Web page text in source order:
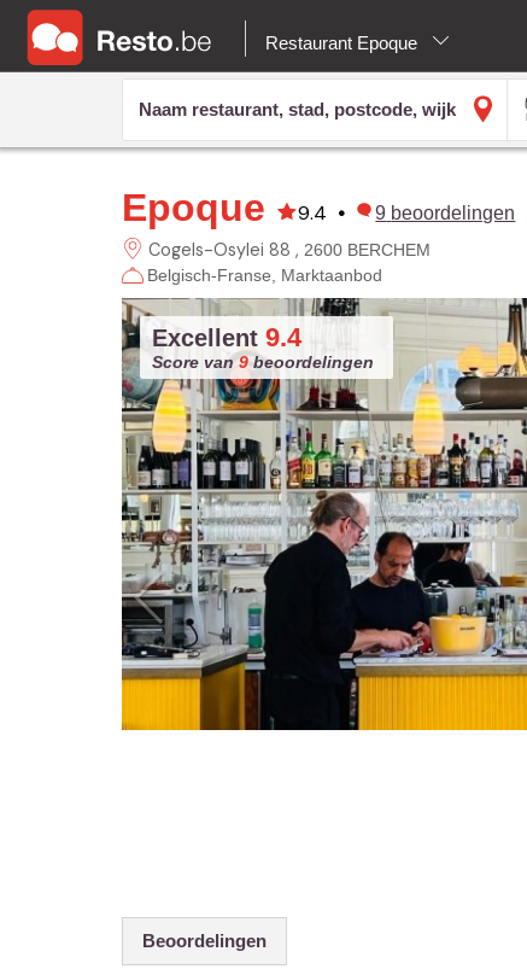
Restaurant Epoque
Epoque 9.4 • 9 beoordelingen
Cogels-Osylei 88
2600 BERCHEM
Belgisch-Franse
Marktaanbod
Excellent 9.4
Score van9 beoordelingen
Beoordelingen